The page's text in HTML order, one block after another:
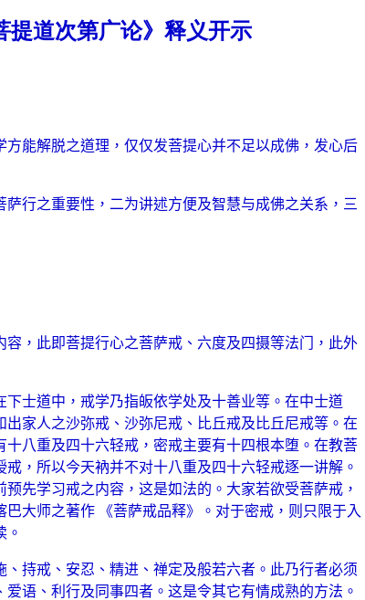
提道次第广论》释义开示
能解脱之道理，仅仅发菩提心并不足以成佛，发心后
行之重要性，二为讲述方便及智慧与成佛之关系，三
，此即菩提行心之菩萨戒、六度及四摄等法门，此外
士道中，戒学乃指皈依学处及十善业等。在中士道
家人之沙弥戒、沙弥尼戒、比丘戒及比丘尼戒等。在
十八重及四十六轻戒，密戒主要有十四根本堕。在教菩
，所以今天衲并不对十八重及四十六轻戒逐一讲解。
先学习戒之内容，这是如法的。大家若欲受菩萨戒，
大师之著作 《菩萨戒品释》。对于密戒，则只限于入
。
持戒、安忍、精进、禅定及般若六者。此乃行者必须
语、利行及同事四者。这是令其它有情成熟的方法。